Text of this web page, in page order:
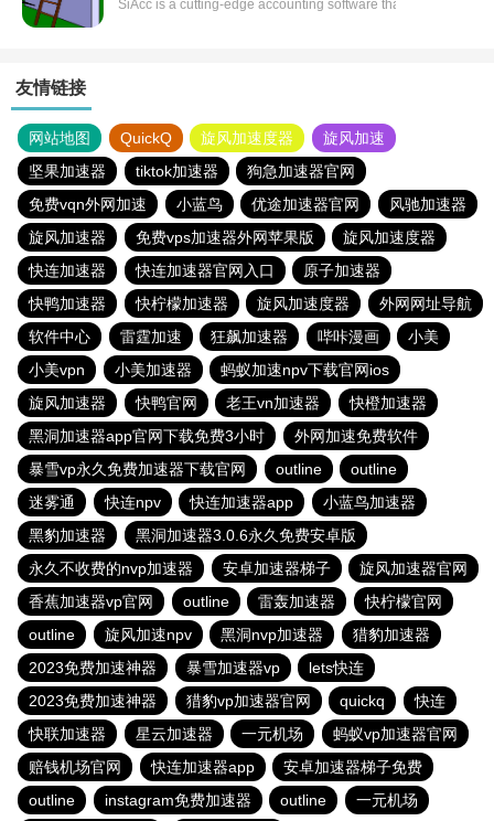
SiAcc is a cutting-edge accounting software that can
友情链接
网站地图 QuickQ 旋风加速度器
旋风加速
坚果加速器
tiktok加速器
狗急加速器官网
免费vqn外网加速
小蓝鸟 优途加速器官网
风驰加速器
旋风加速器
免费vps加速器外网苹果版
旋风加速度器
快连加速器
快连加速器官网入口
原子加速器
快鸭加速器
快柠檬加速器 旋风加速度器
外网网址导航
软件中心
雷霆加速 狂飙加速器 哔咔漫画
小美
小美vpn
小美加速器
蚂蚁加速npv下载官网ios
旋风加速器
快鸭官网 老王vn加速器
快橙加速器
黑洞加速器app官网下载免费3小时
外网加速免费软件
暴雪vp永久免费加速器下载官网
outline
outline
迷雾通
快连npv 快连加速器app
小蓝鸟加速器
黑豹加速器
黑洞加速器3.0.6永久免费安卓版
永久不收费的nvp加速器
安卓加速器梯子
旋风加速器官网
香蕉加速器vp官网
outline 雷轰加速器
快柠檬官网
outline
旋风加速npv 黑洞nvp加速器
猎豹加速器
2023免费加速神器
暴雪加速器vp
lets快连
2023免费加速神器
猎豹vp加速器官网 quickq
快连
快联加速器
星云加速器 一元机场
蚂蚁vp加速器官网
赔钱机场官网
快连加速器app
安卓加速器梯子免费
outline
instagram免费加速器 outline 一元机场